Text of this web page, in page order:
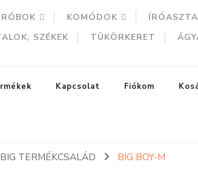
KOMÓDOK
SZÉKEK TÜKÖRKERET
Kapcsolat Fiókom
BIG TERMÉKCSALÁD BIG BOY-M